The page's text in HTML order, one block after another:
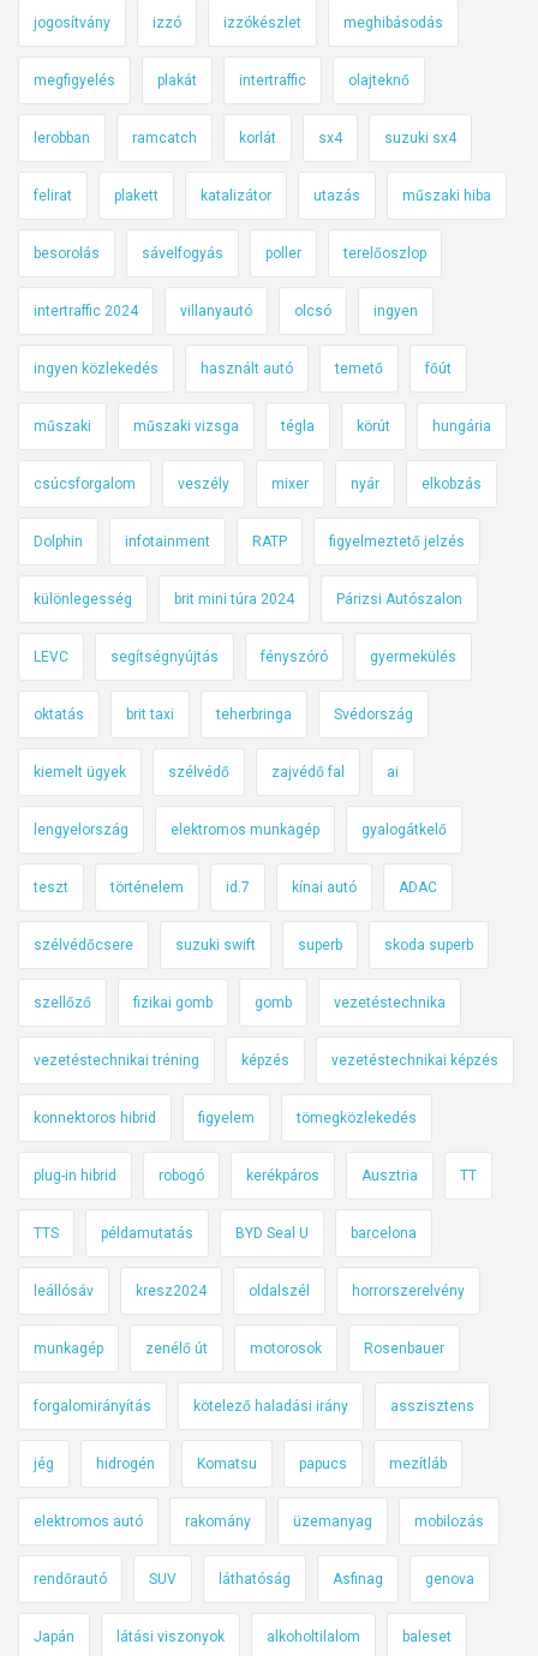
jogosítvány izzó izzókészlet meghibásodás
megfigyelés plakát intertraffic olajteknő
lerobban ramcatch korlát sx4 suzuki sx4
felirat plakett katalizátor utazás műszaki hiba
besorolás sávelfogyás poller terelőoszlop
intertraffic 2024 villanyautó olcsó ingyen
ingyen közlekedés használt autó temető főút
műszaki műszaki vizsga tégla körút hungária
csúcsforgalom veszély mixer nyár elkobzás
Dolphin infotainment RATP figyelmeztető jelzés
különlegesség brit mini túra 2024 Párizsi Autószalon
LEVC segítségnyújtás fényszóró gyermekülés
oktatás brit taxi teherbringa Svédország
kiemelt ügyek szélvédő zajvédő fal ai
lengyelország elektromos munkagép gyalogátkelő
teszt történelem id.7 kínai autó ADAC
szélvédőcsere suzuki swift superb skoda superb
szellőző fizikai gomb gomb vezetéstechnika
vezetéstechnikai tréning képzés vezetéstechnikai képzés
konnektoros hibrid figyelem tömegközlekedés
plug-in hibrid robogó kerékpáros Ausztria TT
TTS példamutatás BYD Seal U barcelona
leállósáv kresz2024 oldalszél horrorszerelvény
munkagép zenélő út motorosok Rosenbauer
forgalomirányítás kötelező haladási irány asszisztens
jég hidrogén Komatsu papucs mezítláb
elektromos autó rakomány üzemanyag mobilozás
rendőrautó SUV láthatóság Asfinag genova
Japán látási viszonyok alkoholtilalom baleset